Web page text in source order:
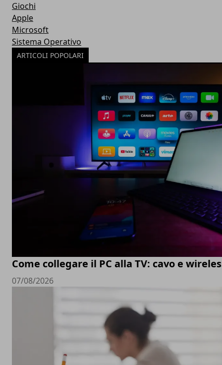
Giochi
Apple
Microsoft
Sistema Operativo
ARTICOLI POPOLARI
Come collegare il PC alla TV: cavo e
07/08/2026